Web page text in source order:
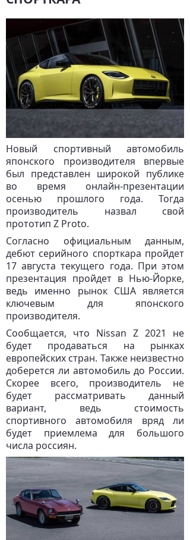
Новый спортивный автомобиль
японского производителя впервые
был представлен широкой публике
во время онлайн-презентации
осенью прошлого года. Тогда
производитель назвал свой
прототип Z Proto.
Согласно официальным данным,
дебют серийного спорткара пройдет
17 августа текущего года. При этом
презентация пройдет в Нью-Йорке,
ведь именно рынок США является
ключевым для японского
производителя.
Сообщается, что Nissan Z 2021 не
будет продаваться на рынках
европейских стран. Также неизвестно
доберется ли автомобиль до России.
Скорее всего, производитель не
будет рассматривать данный
вариант, ведь стоимость
спортивного автомобиля вряд ли
будет приемлема для большого
числа россиян.